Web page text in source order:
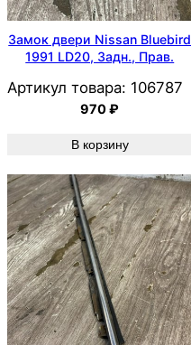
Замок двери Nissan Bluebird
1991 LD20, Задн., Прав.
Артикул товара: 106787
970₽
В корзину